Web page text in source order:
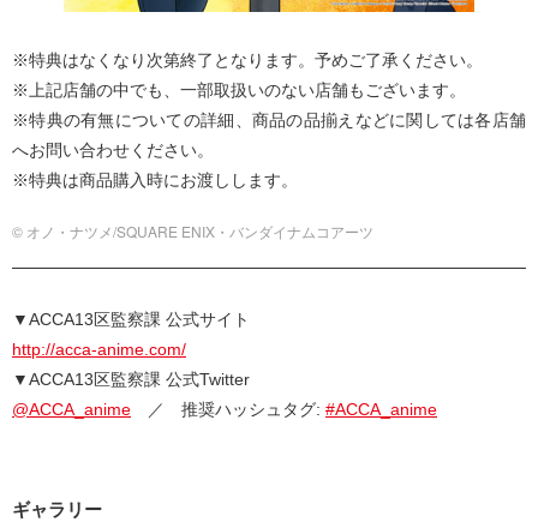
※特典はなくなり次第終了となります。予めご了承ください。
※上記店舗の中でも、一部取扱いのない店舗もございます。
※特典の有無についての詳細、商品の品揃えなどに関しては各店舗
へお問い合わせください。
※特典は商品購入時にお渡しします。
© オノ・ナツメ/SQUARE ENIX・バンダイナムコアーツ
▼ACCA13区監察課 公式サイト
http://acca-anime.com/
▼ACCA13区監察課 公式Twitter
@ACCA_anime ／ 推奨ハッシュタグ: #ACCA_anime
ギャラリー